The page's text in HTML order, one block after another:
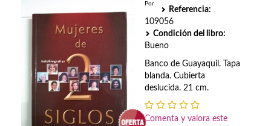
Astrología. Ocultismo
Autoayuda. Conocimiento personal
Autoayuda. Crecimiento personal
Biografía
Biografías
Por
Referencia:
109056
Condición del libro:
Bueno
Banco de Guayaquil. Tapa
blanda. Cubierta
deslucida. 21 cm.
Comenta y valora este